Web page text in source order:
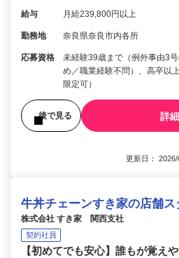
給与 月給239,800円以上
勤務地 奈良県奈良市内各所
応募資格
未経験39歳まで（例外事由3
め／職業経験不問）、高卒
限定可）
後で見る 詳
更新日：
牛丼チェーンすき家の店舗
株式会社 すき家 関西支社
契約社員
【初めてでも安心】誰もが覚え